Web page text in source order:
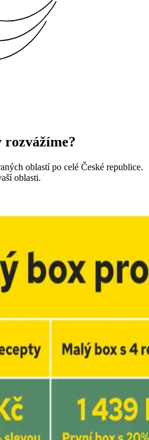
rozvážíme?
oblastí po celé České republice.
oblasti.